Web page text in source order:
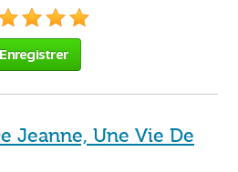
Enregistrer
Jeanne, Une Vie De